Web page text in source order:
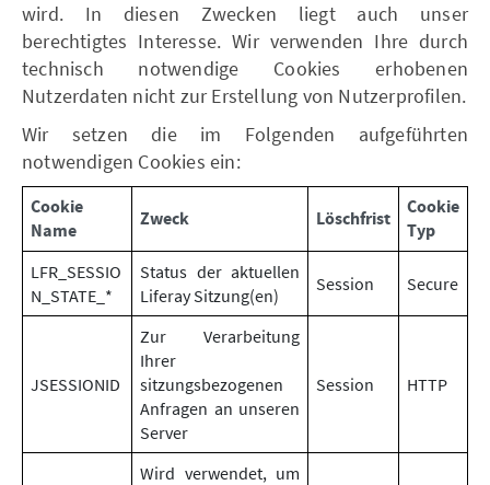
wird. In diesen Zwecken liegt auch unser
berechtigtes Interesse. Wir verwenden Ihre durch
technisch notwendige Cookies erhobenen
Nutzerdaten nicht zur Erstellung von Nutzerprofilen.
Wir setzen die im Folgenden aufgeführten
notwendigen Cookies ein:
Cookie
Name
Zweck Löschfrist
Cookie
Typ
LFR_SESSIO
N_STATE_*
Status der aktuellen
Liferay Sitzung(en)
Session Secure
JSESSIONID
Zur Verarbeitung
Ihrer
sitzungsbezogenen
Anfragen an unseren
Server
Session HTTP
Wird verwendet, um